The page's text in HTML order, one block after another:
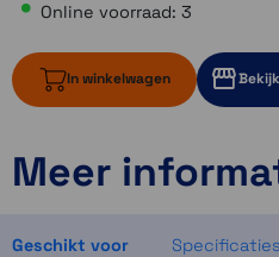
Online voorraad: 3
In winkelwagen
3 op voorraad
2 op
Meer
Geschikt voor Specificaties